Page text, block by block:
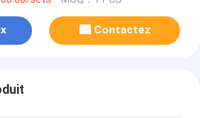
Contactez